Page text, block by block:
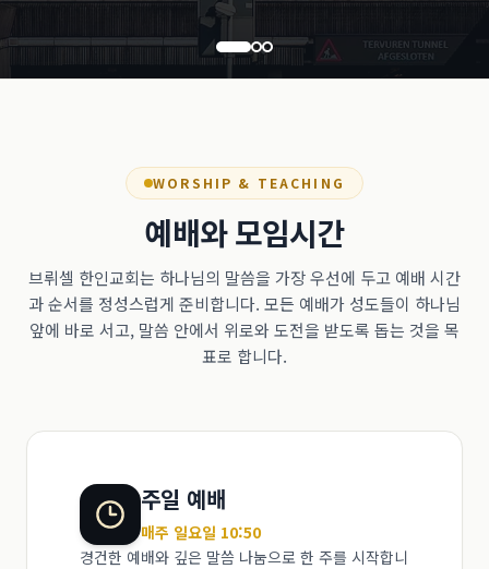
WORSHIP & TEACHING
예배와 모임시간
브뤼셀 한인교회는 하나님의 말씀을 가장 우선에 두고 예배 시간
과 순서를 정성스럽게 준비합니다. 모든 예배가 성도들이 하나님
앞에 바로 서고, 말씀 안에서 위로와 도전을 받도록 돕는 것을 목
표로 합니다.
주일 예배
매주 일요일 10:50
경건한 예배와 깊은 말씀 나눔으로 한 주를 시작합니